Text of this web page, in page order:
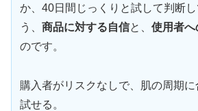
か、40日間じっくりと試して判断
う、 商品に対する自信と、 使用者へ
のです。
購入者がリスクなしで、肌の周期に
試せる。